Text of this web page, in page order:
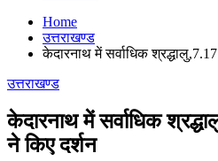
Home
उत्तराखण्ड
केदारनाथ में सर्वाधिक
उत्तराखण्ड
केदारनाथ में सर्वाधिक
ने किए दर्शन